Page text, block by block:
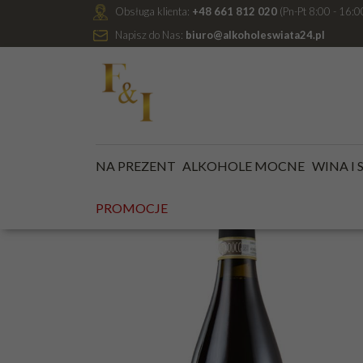
Obsługa klienta: +48 661 812 020 (Pn-Pt 8:00 -
Napisz do Nas: biuro@alkoholeswiata24.pl
NA PREZENT ALKOHOLE MOCNE WINA I
PROMOCJE